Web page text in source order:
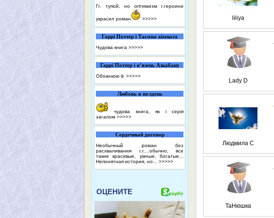
Гг. тупой, но оптимизм г.героини
украсил роман >>>>>
Гаррі Поттер і Таємна кімната
Чудова книга >>>>>
Гаррі Поттер і в’язень Азкабану
Обожнюю☺️ >>>>>
Любовь в полдень
чудова книга, як і серія
загалом >>>>>
Сердечный договор
Необычный роман без
расхваливания г.г....обычно, все
такие красивые, умные, богатые...
Непонятная история, но... >>>>>
ОЦЕНИТЕ
liliya
Lady D
Людмила С
ТаНюшка